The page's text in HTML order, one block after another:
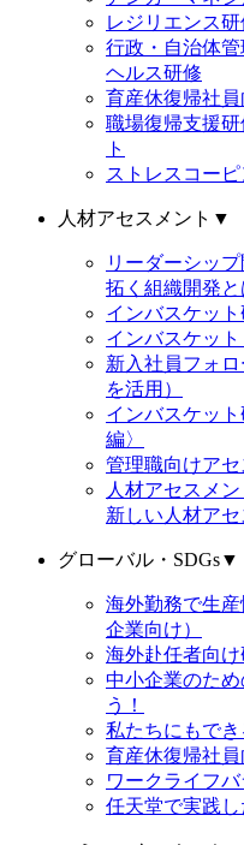
レジリエンス研
行政・自治体
ヘルス研修
育産休復帰社
職場復帰支援
ト
ストレスコー
人材アセスメント ▼
リーダーシッ
拓く組織開発と
インバスケット
インバスケット
新入社員フォ
を活用）
インバスケッ
編〉
管理職向けア
人材アセスメ
新しい人材ア
グローバル・SDGs▼
海外勤務で生
企業向け）
海外赴任者向け
中小企業のた
う！
私たちにもで
育産休復帰社
ワークライフ
任天堂で実践